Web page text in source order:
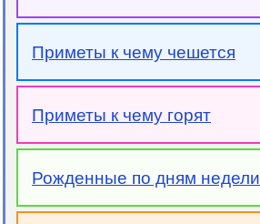
Приметы к чему чешется
Приметы к чему горят
Рожденные по дням недели